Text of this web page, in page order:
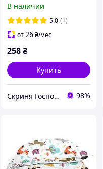
В наличии
5.0 (1)
от26₴/мес
258₴
Купить
Скриня Господині 98%